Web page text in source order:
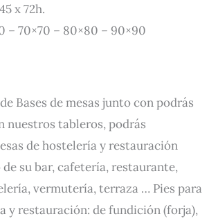
x 72h.
– 70×70 – 80×80 – 90×90
Bases de mesas junto con podrás
nuestros tableros, podrás
de hostelería y restauración
su bar, cafetería, restaurante,
vermutería, terraza … Pies para
y restauración: de fundición (forja),